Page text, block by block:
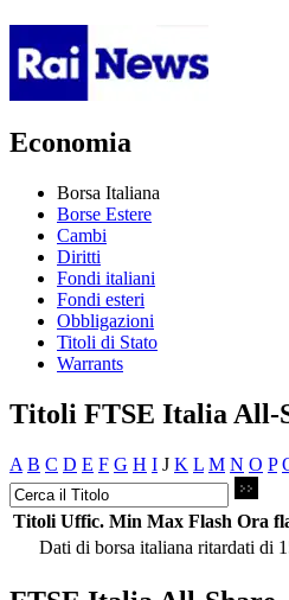
Economia
Borsa Italiana
Borse Estere
Cambi
Diritti
Fondi italiani
Fondi esteri
Obbligazioni
Titoli di Stato
Warrants
Titoli FTSE Italia All-
A B C D E F G H I J K L M N O P
Titoli Uffic. Min Max Flash Ora
Dati di borsa italiana ritardati di